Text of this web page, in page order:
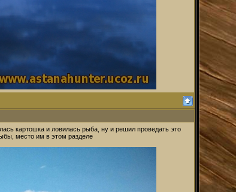
картошка и ловилась рыба, ну и решил проведать это
место им в этом разделе